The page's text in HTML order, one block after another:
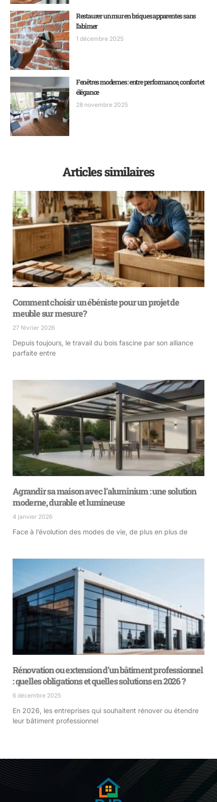
Restaurer un mur en briques apparentes sans
l’abîmer
1 décembre 2025
Fenêtres modernes : entre performance, confort et
élégance
28 novembre 2025
Articles similaires
Comment choisir un ébéniste pour un projet de
meuble sur mesure?
27 février 2026
Depuis toujours, le travail du bois fascine par son alliance
parfaite entre
Agrandir sa maison avec l’aluminium : une solution
moderne, durable et lumineuse
4 janvier 2026
Face à l’évolution des modes de vie, de plus en plus de
Rénovation ou extension d’un bâtiment professionnel
: quelles obligations et quelles solutions en 2026 ?
6 décembre 2025
En 2026, les entreprises qui souhaitent rénover ou étendre
leur bâtiment professionnel